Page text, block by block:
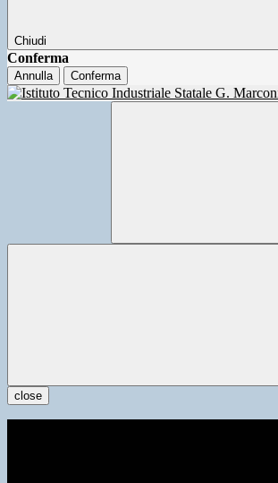
Chiudi
Conferma
Annulla Conferma
close